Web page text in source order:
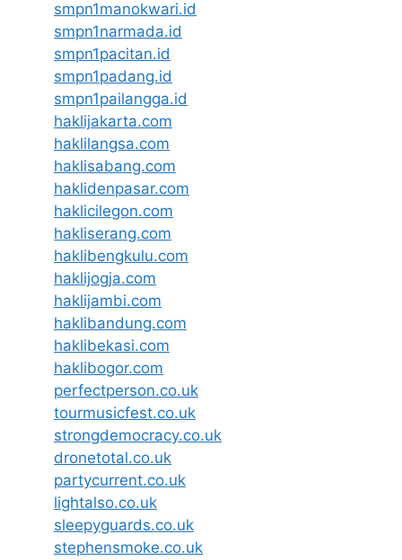
smpn1manokwari.id
smpn1narmada.id
smpn1pacitan.id
smpn1padang.id
smpn1pailangga.id
haklijakarta.com
haklilangsa.com
haklisabang.com
haklidenpasar.com
haklicilegon.com
hakliserang.com
haklibengkulu.com
haklijogja.com
haklijambi.com
haklibandung.com
haklibekasi.com
haklibogor.com
perfectperson.co.uk
tourmusicfest.co.uk
strongdemocracy.co.uk
dronetotal.co.uk
partycurrent.co.uk
lightalso.co.uk
sleepyguards.co.uk
stephensmoke.co.uk